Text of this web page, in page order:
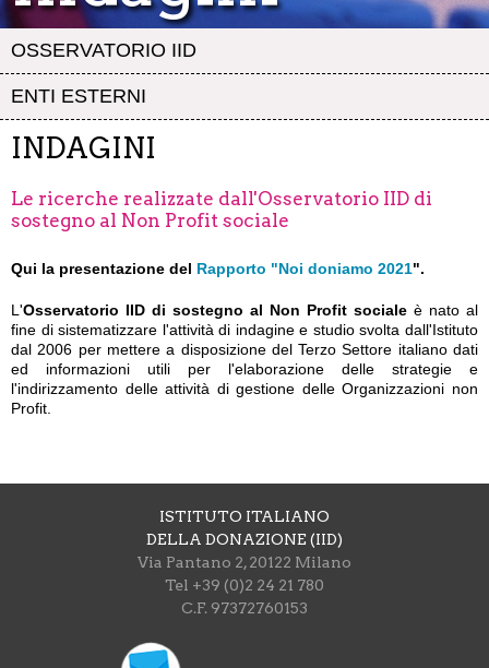
OSSERVATORIO IID
ENTI ESTERNI
INDAGINI
Le ricerche realizzate dall'Osservatorio IID di
sostegno al Non Profit sociale
Qui la presentazione del Rapporto "Noi doniamo 2021".
L'Osservatorio IID di sostegno al Non Profit sociale è nato al
fine di sistematizzare l'attività di indagine e studio svolta dall'Istituto
dal 2006 per mettere a disposizione del Terzo Settore italiano dati
ed informazioni utili per l'elaborazione delle strategie e
l'indirizzamento delle attività di gestione delle Organizzazioni non
Profit.
ISTITUTO ITALIANO
DELLA DONAZIONE (IID)
Via Pantano 2, 20122 Milano
Tel +39 (0)2 24 21 780
C.F. 97372760153